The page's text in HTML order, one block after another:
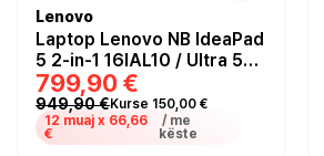
Lenovo
Laptop Lenovo NB IdeaPad
5 2-in-1 16IAL10 / Ultra 5
225H / 16GB DDR5 / 512GB
/ 16’ WUXGA IPS 60Hz
Multi Touch / Intel Arc
130T GPU - Luna Grey
799,90 €
949,90 €Kurse 150,00 €
12 muaj x 66,66
€
/ me
këste